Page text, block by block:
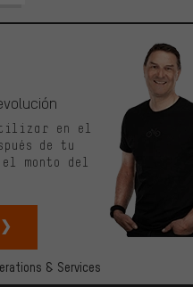
& Services
en el
de tu
el monto del